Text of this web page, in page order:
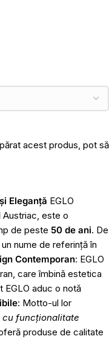
acest produs, pot să
Eleganță EGLO
Austriac, este o
de peste 50 de ani. De
nume de referință în
Contemporan: EGLO
care îmbină estetica
EGLO aduc o notă
: Motto-ul lor
cu funcționalitate
produse de calitate